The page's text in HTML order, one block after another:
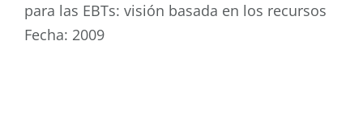
para las EBTs: visión basada en los recursos
Fecha: 2009